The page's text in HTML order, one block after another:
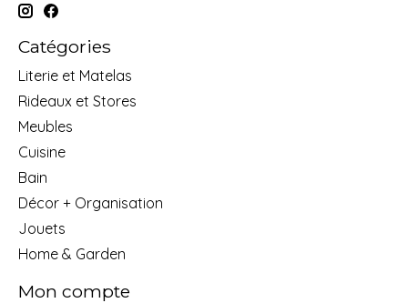
Catégories
Literie et Matelas
Rideaux et Stores
Meubles
Cuisine
Bain
Décor + Organisation
Jouets
Home & Garden
Mon compte